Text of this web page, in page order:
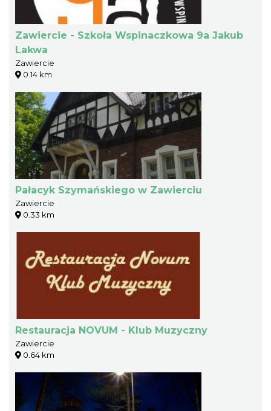
Zawiercie - Szkoła Wspinaczkowa 9a Jakub
Lakwa
Zawiercie
0.14 km
Pałacyk Szymańskiego w Zawierciu
Zawiercie
0.33 km
Restauracja NOVUM - Klub Muzyczny
Zawiercie
0.64 km